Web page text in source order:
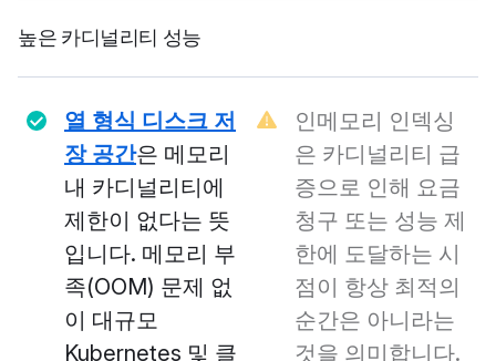
높은 카디널리티 성능
열 형식 디스크 저
장 공간은 메모리
내 카디널리티에
제한이 없다는 뜻
입니다. 메모리 부
족(OOM) 문제 없
이 대규모
Kubernetes 및 클
인메모리 인덱싱
은 카디널리티 급
증으로 인해 요금
청구 또는 성능 제
한에 도달하는 시
점이 항상 최적의
순간은 아니라는
것을 의미합니다.